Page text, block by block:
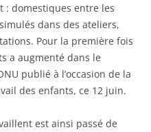
: domestiques entre les
dans des ateliers,
Pour la première fois
a augmenté dans le
publié à l’occasion de la
des enfants, ce 12 juin.
est ainsi passé de